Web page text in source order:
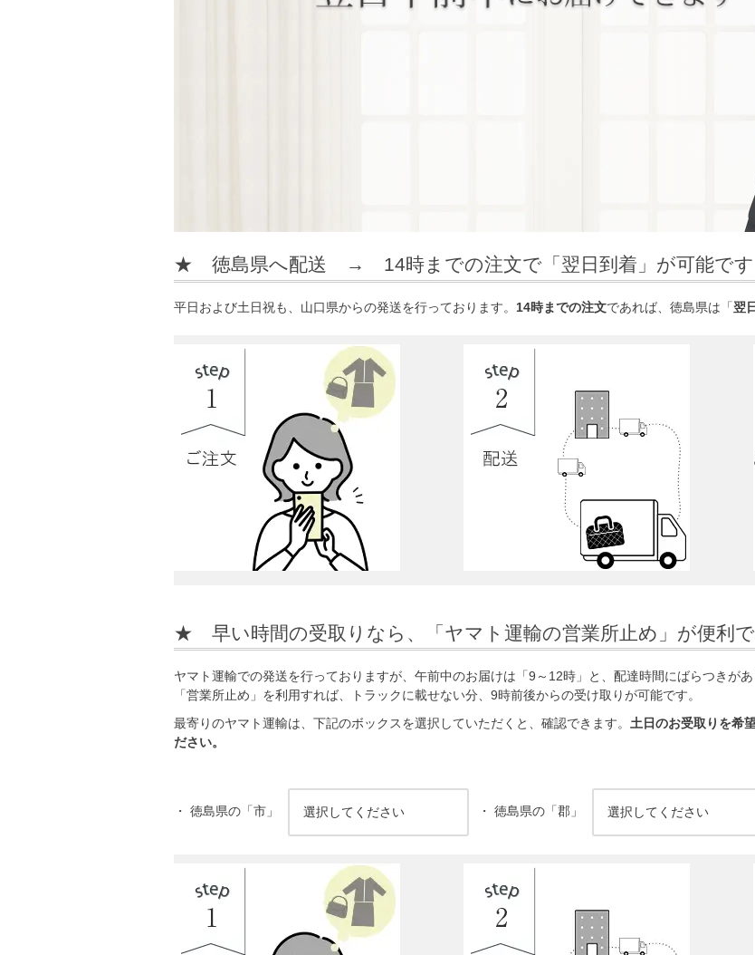
★ 徳島県へ配送 → 14時までの注文で「翌日到着」が可能です
平日および土日祝も、山口県からの発送を行っております。 14時までの注文であれば、徳島県は「翌
★ 早い時間の受取りなら、「ヤマト運輸の営業所止め」が便利で
ヤマト運輸での発送を行っておりますが、午前中のお届けは「9～12時」と、配達時間にばらつきがあ
「営業所止め」を利用すれば、トラックに載せない分、9時前後からの受け取りが可能です。
最寄りのヤマト運輸は、下記のボックスを選択していただくと、確認できます。 土日のお受取りを希
ださい。
・ 徳島県の「市」 ・ 徳島県の「郡」